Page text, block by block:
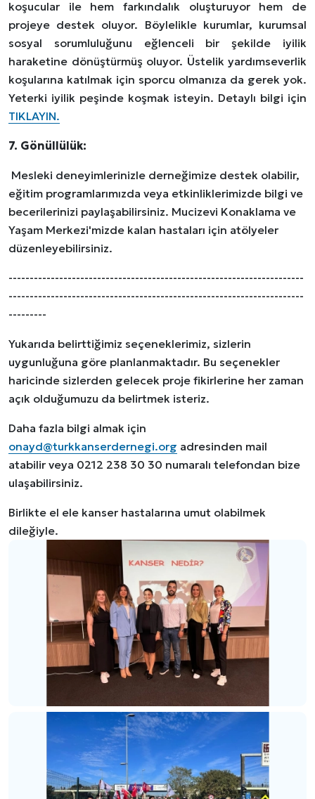
koşucular ile hem farkındalık oluşturuyor hem de
projeye destek oluyor. Böylelikle kurumlar, kurumsal
sosyal sorumluluğunu eğlenceli bir şekilde iyilik
haraketine dönüştürmüş oluyor. Üstelik yardımseverlik
koşularına katılmak için sporcu olmanıza da gerek yok.
Yeterki iyilik peşinde koşmak isteyin. Detaylı bilgi için
TIKLAYIN.
7. Gönüllülük:
Mesleki deneyimlerinizle derneğimize destek olabilir,
eğitim programlarımızda veya etkinliklerimizde bilgi ve
becerilerinizi paylaşabilirsiniz. Mucizevi Konaklama ve
Yaşam Merkezi'mizde kalan hastaları için atölyeler
düzenleyebilirsiniz.
----------------------------------------------------------------------
----------------------------------------------------------------------
---------
Yukarıda belirttiğimiz seçeneklerimiz, sizlerin
uygunluğuna göre planlanmaktadır. Bu seçenekler
haricinde sizlerden gelecek proje fikirlerine her zaman
açık olduğumuzu da belirtmek isteriz.
Daha fazla bilgi almak için
onayd@turkkanserdernegi.org adresinden mail
atabilir veya 0212 238 30 30 numaralı telefondan bize
ulaşabilirsiniz.
Birlikte el ele kanser hastalarına umut olabilmek
dileğiyle.